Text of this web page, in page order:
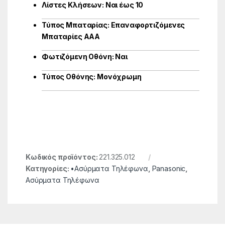
Λίστες Κλήσεων: Ναι έως 10
Τύπος Μπαταρίας: Επαναφορτιζόμενες
Μπαταρίες ΑΑΑ
Φωτιζόμενη Οθόνη: Ναι
Τύπος Οθόνης: Μονόχρωμη
Κωδικός προϊόντος: 221.325.012
Κατηγορίες: •Ασύρματα Τηλέφωνα Panasonic
Ασύρματα Τηλέφωνα